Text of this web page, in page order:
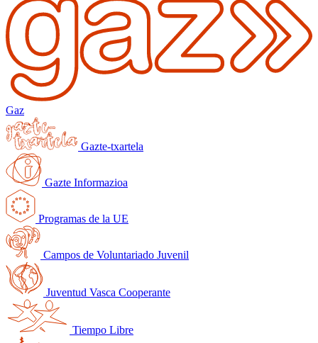
Gaz
Gazte-txartela
Gazte Informazioa
Programas de la UE
Campos de Voluntariado Juvenil
Juventud Vasca Cooperante
Tiempo Libre